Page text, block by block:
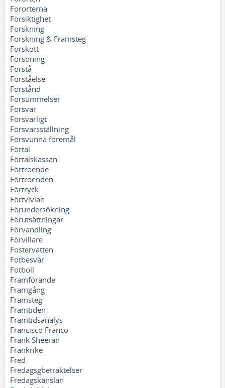
Förorterna
Försiktighet
Forskning
Forskning & Framsteg
Förskott
Försoning
Förstå
Förståelse
Förstånd
Försummelser
Försvar
Försvarligt
Försvarsställning
Försvunna föremål
Förtal
Förtalskassan
Förtroende
Förtroenden
Förtryck
Förtvivlan
Förundersökning
Förutsättningar
Förvandling
Förvillare
Fostervatten
Fotbesvär
Fotboll
Framförande
Framgång
Framsteg
Framtiden
Framtidsanalys
Francisco Franco
Frank Sheeran
Frankrike
Fred
Fredagsgbetraktelser
Fredagskänslan